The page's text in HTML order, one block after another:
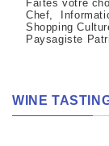
Faîtes votre
Chef,
Shopping
Paysagiste
WINE